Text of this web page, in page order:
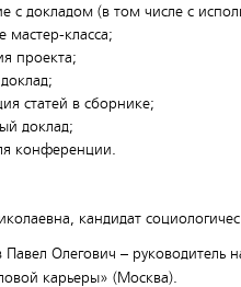
с докладом (в том числе с
мастер-класса;
проекта;
статей в сборнике;
доклад;
конференции.
кандидат
Олегович –
карьеры» (Москва).